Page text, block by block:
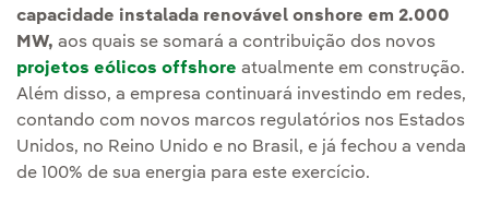
capacidade instalada renovável onshore em 2.000
MW, aos quais se somará a contribuição dos novos
projetos eólicos offshore atualmente em construção.
Além disso, a empresa continuará investindo em redes,
contando com novos marcos regulatórios nos Estados
Unidos, no Reino Unido e no Brasil, e já fechou a venda
de 100% de sua energia para este exercício.